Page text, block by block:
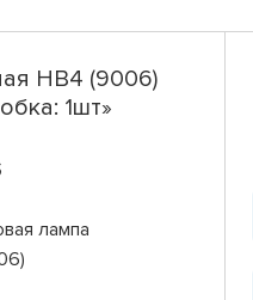
HB4 (9006)
1шт»
лампа